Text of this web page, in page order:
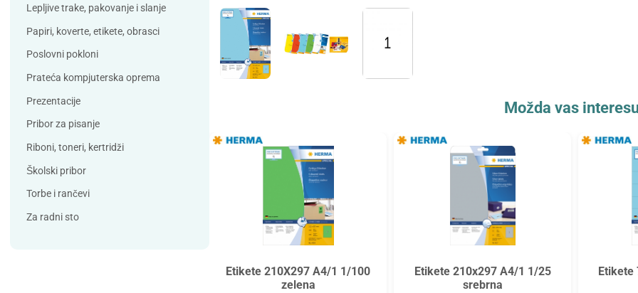
Elix Clean
Falken
Flieger
Fun Range
Han
Herma
HJP
Horse
Info Notes
Lepljive trake, pakovanje i slanje
Papiri, koverte, etikete, obrasci
Poslovni pokloni
Prateća kompjuterska oprema
Prezentacije
Pribor za pisanje
Riboni, toneri, kertridži
Školski pribor
Torbe i rančevi
Za radni sto
Možda vas
Etikete 210X297 A4/1 1/100
zelena
Etikete 210x297 A4/1 1/25
srebrna